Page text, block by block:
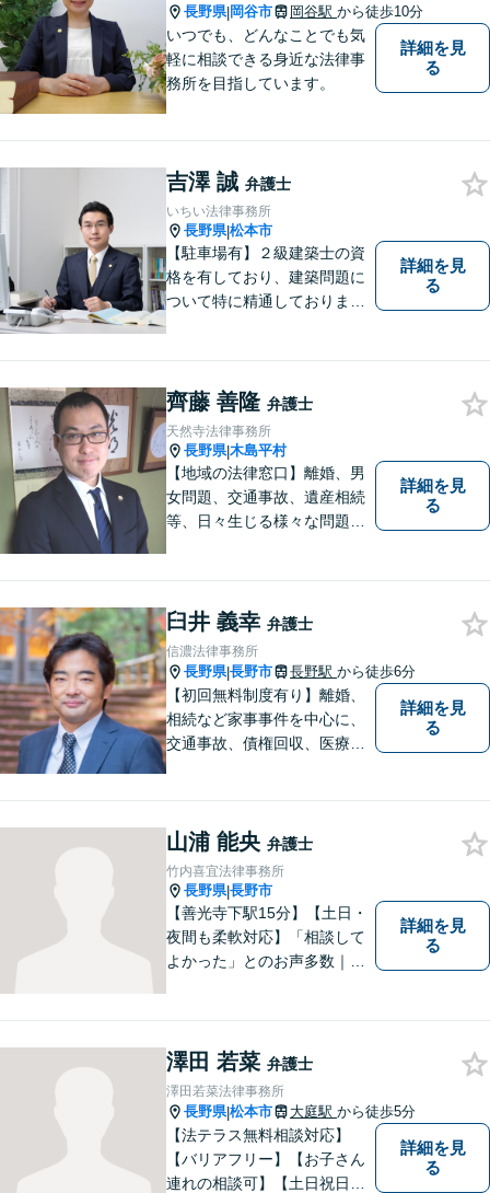
長野県|岡谷市 岡谷駅 から徒歩10分
いつでも、どんなことでも気
軽に相談できる身近な法律事
務所を目指しています。
詳細を見
る
吉澤 誠 弁護士
いちい法律事務所
長野県|松本市
【駐車場有】２級建築士の資
格を有しており、建築問題に
ついて特に精通しておりま
忙しい方もお気軽にご相談く
ださい。
詳細を見
る
齊藤 善隆 弁護士
天然寺法律事務所
長野県|木島平村
【地域の法律窓口】離婚、男
女問題、交通事故、遺産相続
等、日々生じる様々な問題に
詳細を見
る
臼井 義幸 弁護士
信濃法律事務所
長野県|長野市 長野駅 から徒歩6分
【初回無料制度有り】離婚、
相続など家事事件を中心に、
交通事故、債権回収、医療過
詳細を見
る
山浦 能央 弁護士
竹内喜宜法律事務所
長野県|長野市
【善光寺下駅15分】【土日・
夜間も柔軟対応】「相談して
よかった」とのお声多数｜交
どんな小さなお悩みでも、ま
ずはお気軽にご相談くださ
い。【完全個室で相談】
詳細を見
る
澤田 若菜 弁護士
澤田若菜法律事務所
長野県|松本市 大庭駅 から徒歩5分
【法テラス無料相談対応】
【バリアフリー】【お子さん
連れの相談可】【土日祝日応
詳細を見
る